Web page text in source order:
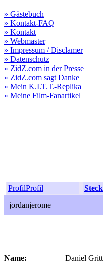
» Gästebuch
» Kontakt-FAQ
» Kontakt
» Webmaster
» Impressum / Disclamer
» Datenschutz
» ZidZ.com in der Presse
» ZidZ.com sagt Danke
» Mein K.I.T.T.-Replika
» Meine Film-Fanartikel
ProfilProfil
jordanjerome
Name:
Daniel